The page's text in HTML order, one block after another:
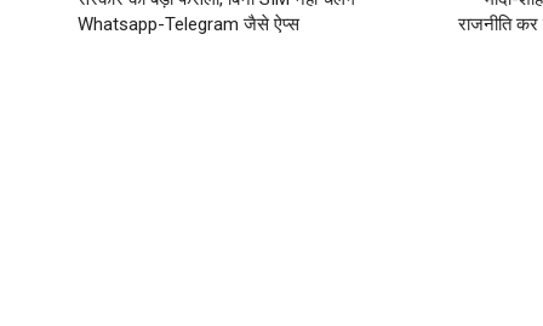
Whatsapp-Telegram जैसे ऐप्स
राजनीति